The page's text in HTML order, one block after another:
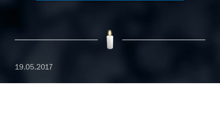
19.05.2017